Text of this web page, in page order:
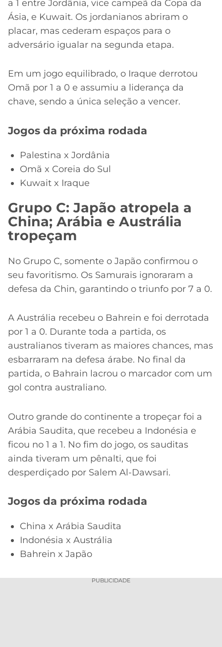
a 1 entre Jordânia, vice campeã da Copa da
Ásia, e Kuwait. Os jordanianos abriram o
placar, mas cederam espaços para o
adversário igualar na segunda etapa.
Em um jogo equilibrado, o Iraque derrotou
Omã por 1 a 0 e assumiu a liderança da
chave, sendo a única seleção a vencer.
Jogos da próxima rodada
Palestina x Jordânia
Omã x Coreia do Sul
Kuwait x Iraque
Grupo C: Japão atropela a
China; Arábia e Austrália
tropeçam
No Grupo C, somente o Japão confirmou o
seu favoritismo. Os Samurais ignoraram a
defesa da Chin, garantindo o triunfo por 7 a 0.
A Austrália recebeu o Bahrein e foi derrotada
por 1 a 0. Durante toda a partida, os
australianos tiveram as maiores chances, mas
esbarraram na defesa árabe. No final da
partida, o Bahrain lacrou o marcador com um
gol contra australiano.
Outro grande do continente a tropeçar foi a
Arábia Saudita, que recebeu a Indonésia e
ficou no 1 a 1. No fim do jogo, os sauditas
ainda tiveram um pênalti, que foi
desperdiçado por Salem Al-Dawsari.
Jogos da próxima rodada
China x Arábia Saudita
Indonésia x Austrália
Bahrein x Japão
PUBLICIDADE